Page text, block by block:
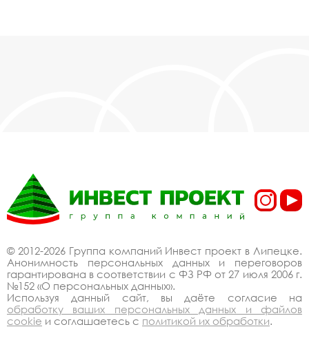
© 2012-2026 Группа компаний Инвест проект в Липецке.
Анонимность персональных данных и переговоров
гарантирована в соответствии с ФЗ РФ от 27 июля 2006 г.
№152 «О персональных данных».
Используя данный сайт, вы даёте согласие на
обработку ваших персональных данных и файлов
cookie и соглашаетесь с политикой их обработки.